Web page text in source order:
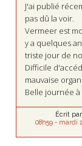
J'ai publié
pas dû la voir.
Vermeer est
y a quelques
triste jour de
Difficile
mauvaise
Belle journée à
Écrit
08h59- mardi